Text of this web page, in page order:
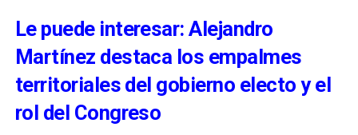
Le puede interesar: Alejandro
Martínez destaca los empalmes
territoriales del gobierno electo y el
rol del Congreso